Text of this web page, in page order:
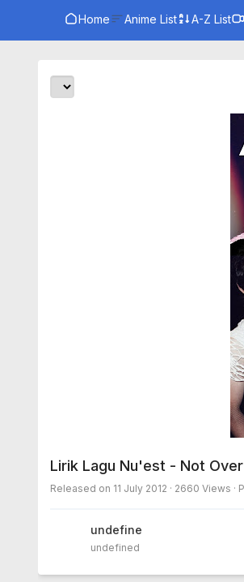
Home Anime List A-Z List
Lirik Lagu Nu'est - Not Over
Released on 11 July 2012 · 2660 Views ·
undefined
undefined